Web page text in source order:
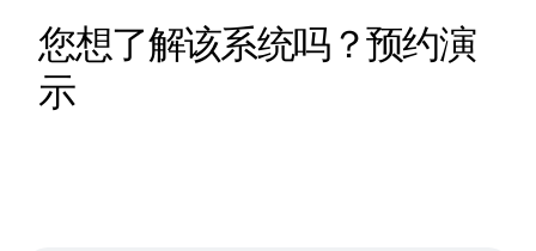
您想了解该系统吗？预约演
示